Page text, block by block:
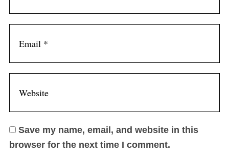
Save my name, email, and website in this
browser for the next time I comment.